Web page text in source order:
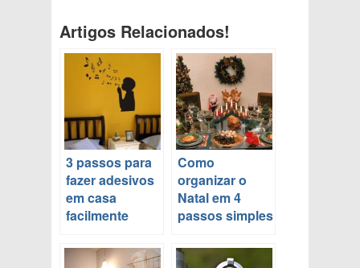
Artigos Relacionados!
3 passos para
fazer adesivos
em casa
facilmente
Como
organizar o
Natal em 4
passos simples